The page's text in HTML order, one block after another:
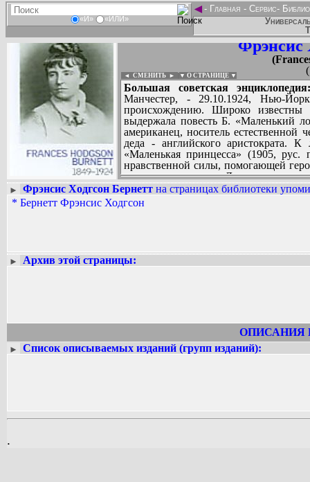
«И» «ИЛИ»
◄- Главная - Сервис-
Фрэнсис
◄ СМЕНИТЬ ► ▼ О СТРАНИЦЕ ▼
Большая советская энциклопедия:
Манчестер, - 29.10.1924, Нью-
происхождению. Широко известны
выдержала повесть Б. «Маленький
американец, носитель естественной
деда - английского аристократа.
«Маленькая принцесса» (1905, рус.
нравственной силы, помогающей
условиях, и рассказ «Два дня из
Вадим Ершов...
► Фрэнсис Ходгсон Бернетт на страницах библиотеки
* Бернетт Фрэнсис Ходгсон
► Архив этой страницы:
ОПИСАНИЯ
► Список описываемых изданий (групп изданий):
.